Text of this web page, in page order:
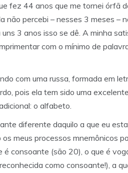
fez 44 anos que me tornei órfã
não percebi – nesses 3 meses –
3 anos isso se dê. A minha
com o mínimo de
com uma russa, formada em
pois ela tem sido uma
o alfabeto.
diferente daquilo a que eu
meus processos mnemônicos
consoante (são 20), o que é
como consoante!), a